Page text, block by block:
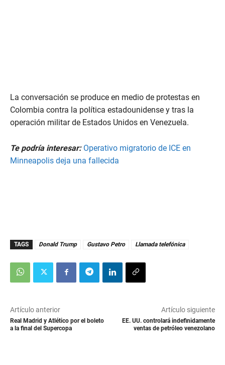
La conversación se produce en medio de protestas en
Colombia contra la política estadounidense y tras la
operación militar de Estados Unidos en Venezuela.
Te podría interesar: Operativo migratorio de ICE en
Minneapolis deja una fallecida
TAGS Donald Trump Gustavo Petro Llamada telefónica
Artículo anterior
Real Madrid y Atlético por el boleto
a la final del Supercopa
Artículo siguiente
EE. UU. controlará indefinidamente
ventas de petróleo venezolano